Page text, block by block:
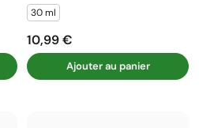
30 ml
Prix
10,99 €
Ajouter au panier